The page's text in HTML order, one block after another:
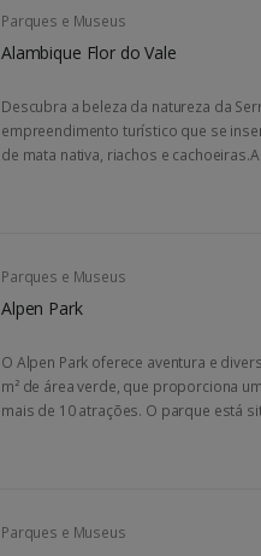
Parques e Museus
Alambique Flor do Vale
Descubra a beleza da natureza da
empreendimento turístico que se
de mata nativa, riachos e
Parques e Museus
Alpen Park
O Alpen Park oferece aventura e
m² de área verde, que proporciona
mais de 10 atrações. O parque está
Parques e Museus